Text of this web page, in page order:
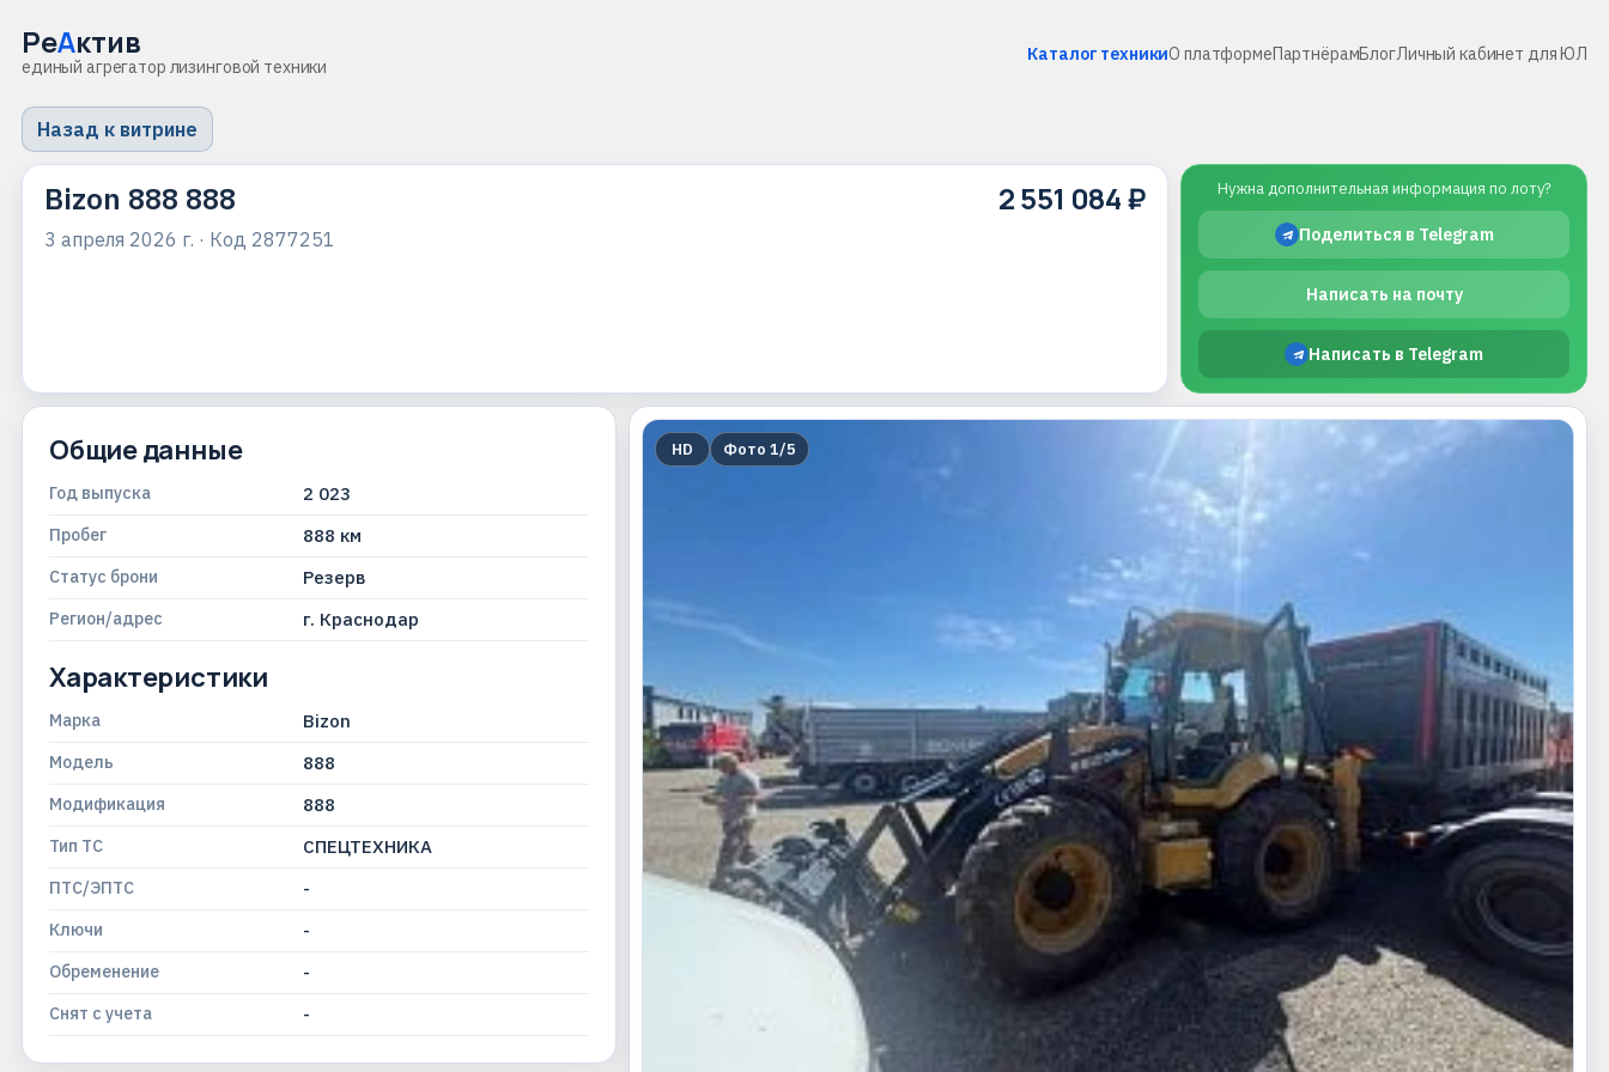
РеАктив
единый агрегатор лизинговой техники
Каталог техникиО платформеПартнёрамБлогЛичный кабинет для ЮЛ
Назад к витрине
Bizon 888 888
3 апреля 2026 г. · Код 2877251
2 551 084 ₽ Нужна дополнительная информация по лоту?
Поделиться в Telegram
Написать на почту
Написать в Telegram
Общие данные
Год выпуска 2 023
Пробег 888 км
Статус брони Резерв
Регион/адрес г. Краснодар
Характеристики
Марка Bizon
Модель 888
Модификация 888
Тип ТС СПЕЦТЕХНИКА
ПТС/ЭПТС -
Ключи -
Обременение -
Снят с учета -
HD Фото1/5